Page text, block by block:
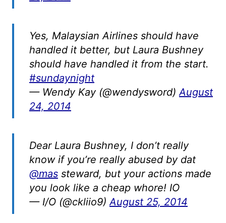
Yes, Malaysian Airlines should have
handled it better, but Laura Bushney
should have handled it from the start.
#sundaynight
— Wendy Kay (@wendysword)August
24, 2014
Dear Laura Bushney, I don’t really
know if you’re really abused by dat
@massteward, but your actions made
you look like a cheap whore! IO
— I/O (@ckliio9)August 25, 2014